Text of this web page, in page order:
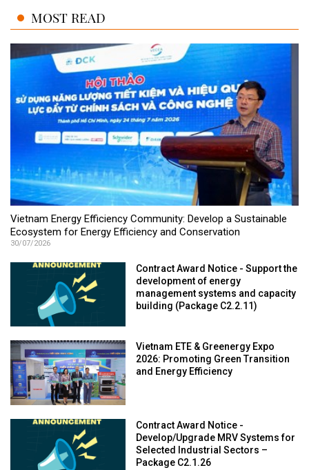
MOST READ
Vietnam Energy Efficiency Community: Develop a Sustainable
Ecosystem for Energy Efficiency and Conservation
30/07/2026
Contract Award Notice - Support the
development of energy
management systems and capacity
building (Package C2.2.11)
Vietnam ETE & Greenergy Expo
2026: Promoting Green Transition
and Energy Efficiency
Contract Award Notice -
Develop/Upgrade MRV Systems for
Selected Industrial Sectors –
Package C2.1.26